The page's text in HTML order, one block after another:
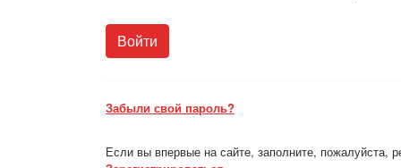
Забыли свой пароль?
Если вы впервые на сайте, заполните, пожалуйста,